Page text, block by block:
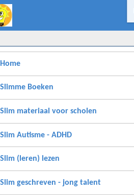
Home
Slimme Boeken
Slim materiaal voor scholen
Slim Autisme - ADHD
Slim (leren) lezen
Slim geschreven - jong talent